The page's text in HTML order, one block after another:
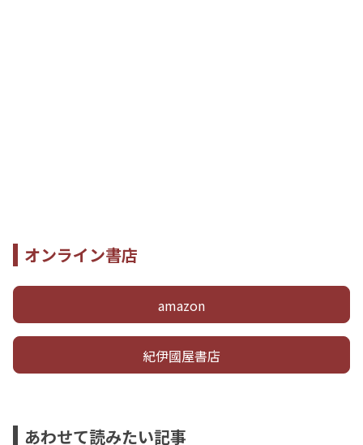
オンライン書店
amazon
紀伊國屋書店
あわせて読みたい記事